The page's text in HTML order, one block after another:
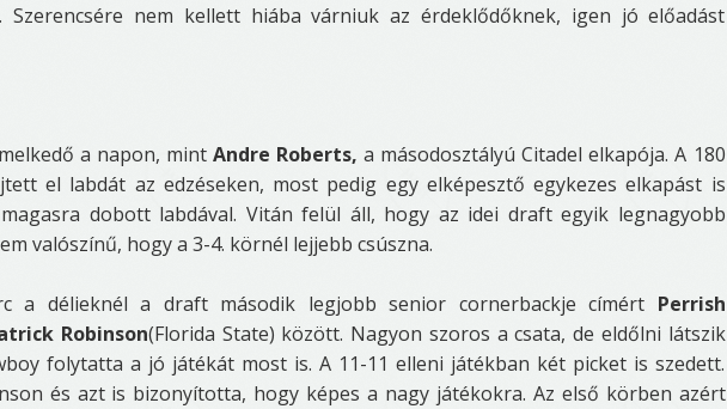
nem kellett hiába várniuk az érdeklődőknek, igen jó előadást
a napon, mint Andre Roberts, a másodosztályú Citadel elkapója. A 180
el labdát az edzéseken, most pedig egy elképesztő egykezes elkapást is
dobott labdával. Vitán felül áll, hogy az idei draft egyik legnagyobb
valószínű, hogy a 3-4. körnél lejjebb csúszna.
a délieknél a draft második legjobb senior cornerbackje címért Perrish
Robinson(Florida State) között. Nagyon szoros a csata, de eldőlni látszik
folytatta a jó játékát most is. A 11-11 elleni játékban két picket is szedett.
és azt is bizonyította, hogy képes a nagy játékokra. Az első körben azért